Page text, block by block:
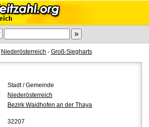
Niederösterreich - Groß-Siegharts
Stadt / Gemeinde
Niederösterreich
Bezirk Waidhofen an der Thaya
32207